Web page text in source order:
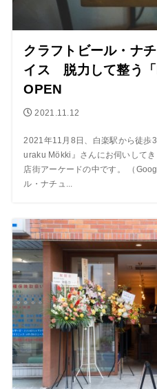
クラフトビール・ナ
イス 脱力して整う
OPEN
2021.11.12
2021年11月8日、白楽駅から徒歩
uraku Mökki』さんにお伺いして
店街アーケードの中です。 （
ル・ナチュ...